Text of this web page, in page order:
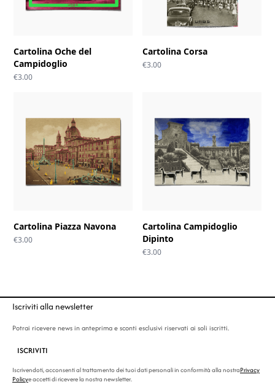
Cartolina Oche del
Campidoglio
€3.00
Cartolina Corsa
€3.00
Cartolina Piazza Navona
€3.00
Cartolina Campidoglio
Dipinto
€3.00
Iscriviti alla newsletter
Potrai ricevere news in anteprima e sconti esclusivi riservati ai soli iscritti.
ISCRIVITI
Iscrivendoti, acconsenti al trattamento dei tuoi dati personali in conformità alla nostraPrivacy
Policye accetti di ricevere la nostra newsletter.